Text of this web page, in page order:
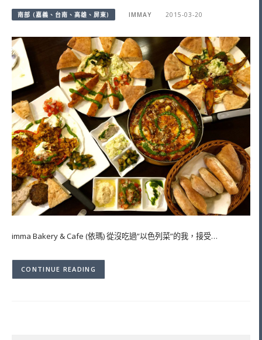
南部 (嘉義、台南、高雄、屏東) IMMAY 2015-03-20
imma Bakery & Cafe (依瑪) 從沒吃過”以色列菜”的我，接受…
CONTINUE READING